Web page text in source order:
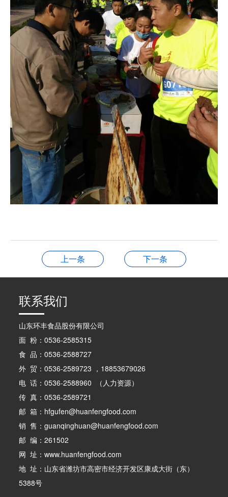
上一条 下一条
联系我们
山东环丰食品股份有限公司
面 粉：0536-2585315
食 品：0536-2588727
外 贸：0536-2589723 ，18853679026
电 话：0536-2588960 （人力资源）
传 真：0536-2589721
邮 箱：hfgufen@huanfengfood.com
销 售：guanqinghuan@huanfengfood.com
邮 编：261502
网 址：www.huanfengfood.com
地 址：山东省潍坊市高密市经济开发区康成大街（东）
5388号